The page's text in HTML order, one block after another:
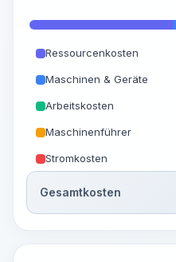
Ressourcenkosten
Maschinen & Geräte
Arbeitskosten
Maschinenführer
Stromkosten
Gesamtkosten